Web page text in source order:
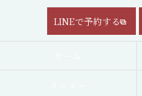
LINEで予約する